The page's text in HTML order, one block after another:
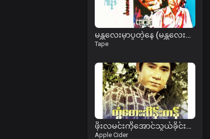
မန္တလေးမှာပူတဲ့နေ (မန္တလေးကနေ) ဇာတ်လမ်း
Tape
ဖိုးလမင်းကိုအောင်သွယ်ခိုင်းမယ်
Apple Cider